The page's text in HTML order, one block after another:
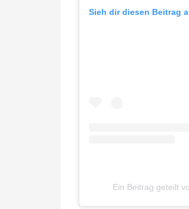
Sieh dir diesen Beitrag
Ein Beitrag geteilt